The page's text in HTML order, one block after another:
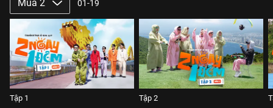
Mùa 2 01-19
Tập 1 Tập 2